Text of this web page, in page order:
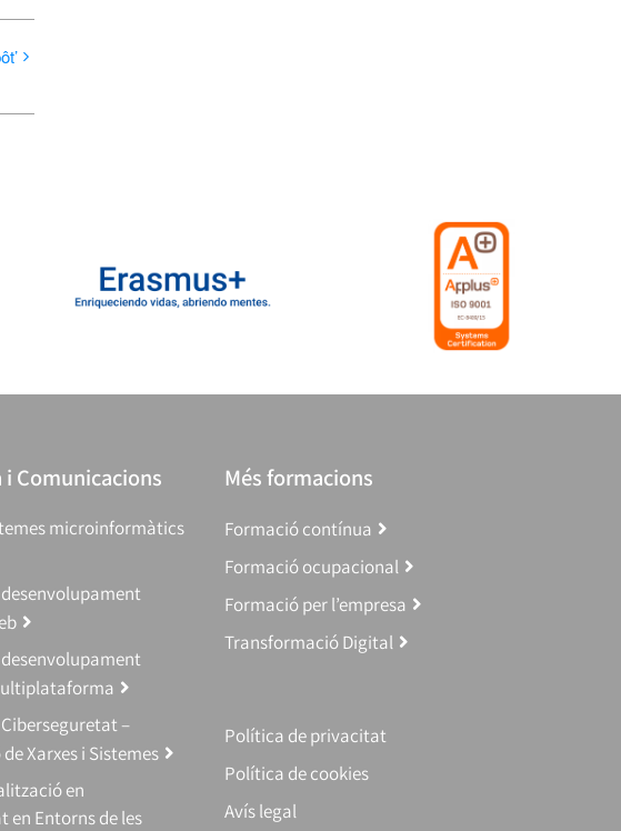
Comunicacions
microinformàtics
–
Xarxes i Sistemes
en
en Entorns de les
Més formacions
Formació contínua
Formació ocupacional
Formació per l’empresa
Transformació Digital
Política de privacitat
Política de cookies
Avís legal